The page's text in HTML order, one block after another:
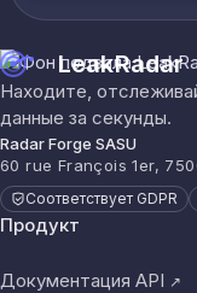
LeakRadar
Находите,
данные за секунды.
Radar Forge SASU
60 rue François 1er,
Соответствует GDPR
Продукт
Документация API ↗